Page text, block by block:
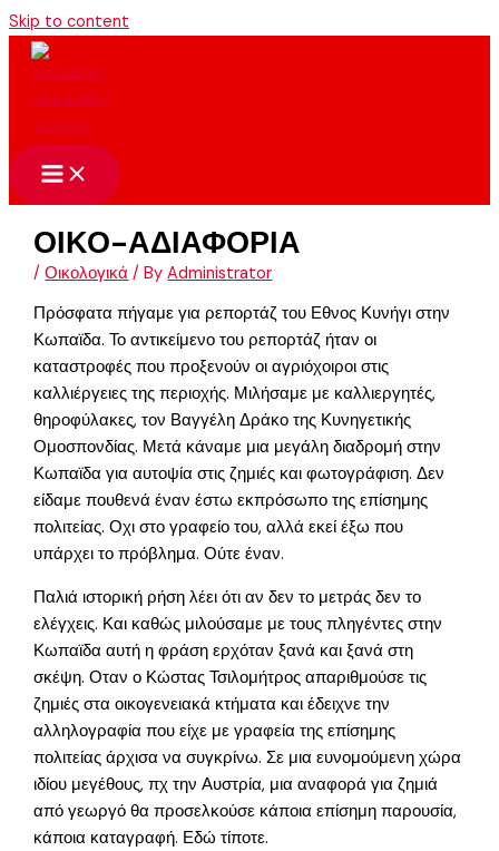
Skip to content
ΟΙΚΟ-ΑΔΙΑΦΟΡΙΑ
/Οικολογικά / ByAdministrator
Πρόσφατα πήγαμε για ρεπορτάζ του Εθνος Κυνήγι στην
Κωπαϊδα. Το αντικείμενο του ρεπορτάζ ήταν οι
καταστροφές που προξενούν οι αγριόχοιροι στις
καλλιέργειες της περιοχής. Μιλήσαμε με καλλιεργητές,
θηροφύλακες, τον Βαγγέλη Δράκο της Κυνηγετικής
Ομοσπονδίας. Μετά κάναμε μια μεγάλη διαδρομή στην
Κωπαϊδα για αυτοψία στις ζημιές και φωτογράφιση. Δεν
είδαμε πουθενά έναν έστω εκπρόσωπο της επίσημης
πολιτείας. Οχι στο γραφείο του, αλλά εκεί έξω που
υπάρχει το πρόβλημα. Ούτε έναν.
Παλιά ιστορική ρήση λέει ότι αν δεν το μετράς δεν το
ελέγχεις. Και καθώς μιλούσαμε με τους πληγέντες στην
Κωπαϊδα αυτή η φράση ερχόταν ξανά και ξανά στη
σκέψη. Οταν ο Κώστας Τσιλομήτρος απαριθμούσε τις
ζημιές στα οικογενειακά κτήματα και έδειχνε την
αλληλογραφία που είχε με γραφεία της επίσημης
πολιτείας άρχισα να συγκρίνω. Σε μια ευνομούμενη χώρα
ιδίου μεγέθους, πχ την Αυστρία, μια αναφορά για ζημιά
από γεωργό θα προσελκούσε κάποια επίσημη παρουσία,
κάποια καταγραφή. Εδώ τίποτε.